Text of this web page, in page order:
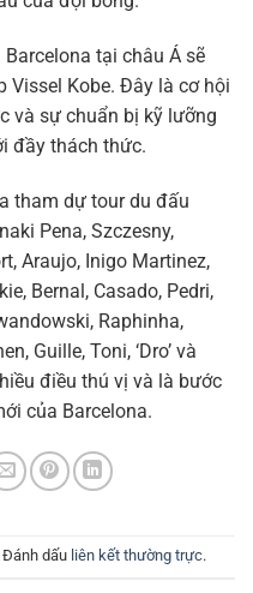
tại châu Á sẽ
Vissel Kobe. Đây là cơ hội
và sự chuẩn bị kỹ lưỡng
đầy thách thức.
tham dự tour du đấu
Pena, Szczesny,
Araujo, Inigo Martinez,
Bernal, Casado, Pedri,
Raphinha,
Guille, Toni, ‘Dro’ và
điều thú vị và là bước
của Barcelona.
Đánh dấu liên kết thường trực.